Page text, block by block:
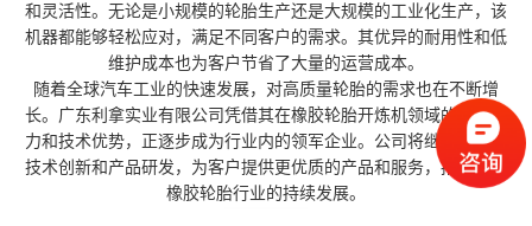
和灵活性。无论是小规模的轮胎生产还是大规模的工业化生产，该
机器都能够轻松应对，满足不同客户的需求。其优异的耐用性和低
维护成本也为客户节省了大量的运营成本。
随着全球汽车工业的快速发展，对高质量轮胎的需求也在不断增
长。广东利拿实业有限公司凭借其在橡胶轮胎开炼机领域的专业能
力和技术优势，正逐步成为行业内的领军企业。公司将继续致力于
技术创新和产品研发，为客户提供更优质的产品和服务，推动整个
橡胶轮胎行业的持续发展。